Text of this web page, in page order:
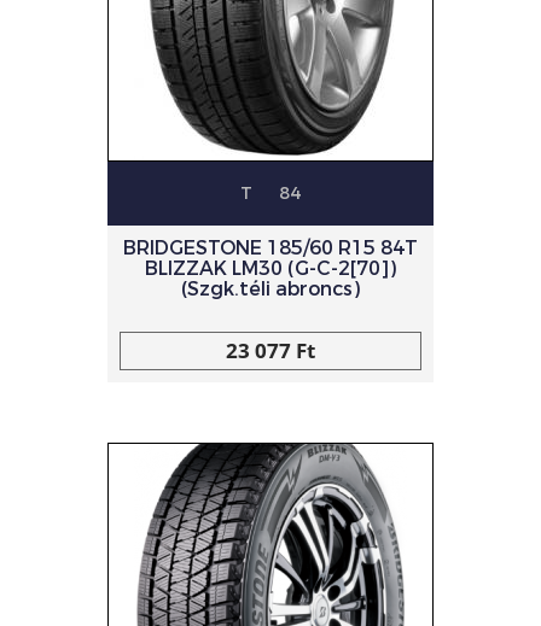
T 84
BRIDGESTONE 185/60 R15 84T
BLIZZAK LM30 (G-C-2[70])
(Szgk.téli abroncs)
23 077 Ft